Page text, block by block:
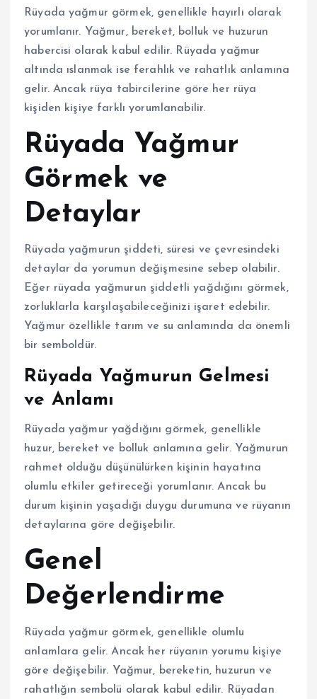
Rüyada yağmur görmek, genellikle hayırlı olarak
yorumlanır. Yağmur, bereket, bolluk ve huzurun
habercisi olarak kabul edilir. Rüyada yağmur
altında ıslanmak ise ferahlık ve rahatlık anlamına
gelir. Ancak rüya tabircilerine göre her rüya
kişiden kişiye farklı yorumlanabilir.
Rüyada Yağmur
Görmek ve
Detaylar
Rüyada yağmurun şiddeti, süresi ve çevresindeki
detaylar da yorumun değişmesine sebep olabilir.
Eğer rüyada yağmurun şiddetli yağdığını görmek,
zorluklarla karşılaşabileceğinizi işaret edebilir.
Yağmur özellikle tarım ve su anlamında da önemli
bir semboldür.
Rüyada Yağmurun Gelmesi
ve Anlamı
Rüyada yağmur yağdığını görmek, genellikle
huzur, bereket ve bolluk anlamına gelir. Yağmurun
rahmet olduğu düşünülürken kişinin hayatına
olumlu etkiler getireceği yorumlanır. Ancak bu
durum kişinin yaşadığı duygu durumuna ve rüyanın
detaylarına göre değişebilir.
Genel
Değerlendirme
Rüyada yağmur görmek, genellikle olumlu
anlamlara gelir. Ancak her rüyanın yorumu kişiye
göre değişebilir. Yağmur, bereketin, huzurun ve
rahatlığın sembolü olarak kabul edilir. Rüyadan